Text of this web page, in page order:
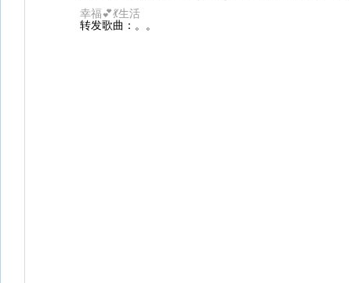
幸福💕💃生活
转发歌曲：。。